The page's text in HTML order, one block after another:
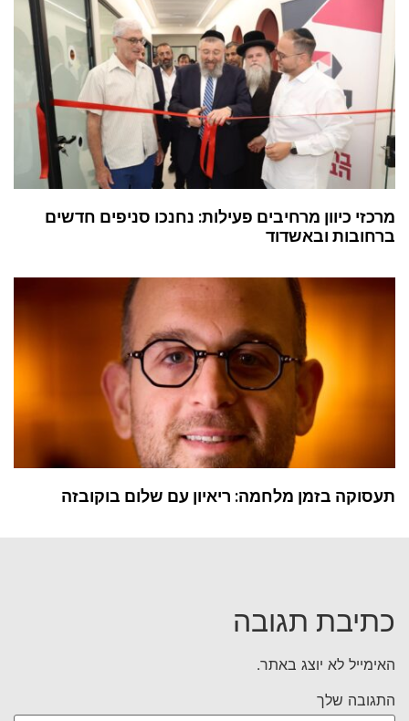
מרכזי כיוון מרחיבים פעילות: נחנכו סניפים חדשים
ברחובות ובאשדוד
תעסוקה בזמן מלחמה: ריאיון עם שלום בוקובזה
כתיבת תגובה
האימייל לא יוצג באתר.
התגובה שלך